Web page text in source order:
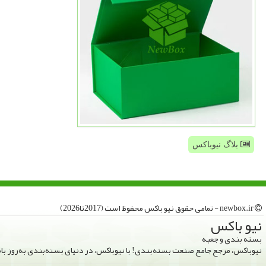
بلاگ نیوباکس
نیو باكس
بسته بندی و جعبه
نیوباکس، مرجع جامع صنعت بسته‌بندی! با نیوباکس، در دنیای بسته‌بندی به‌روز